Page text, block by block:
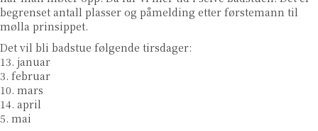
begrenset antall plasser og påmelding etter førstemann til
mølla prinsippet.
Det vil bli badstue følgende tirsdager:
13. januar
3. februar
10. mars
14. april
5. mai